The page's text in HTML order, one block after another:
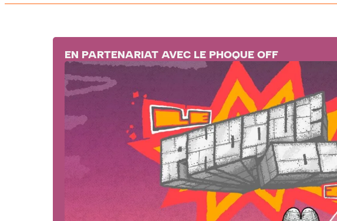
EN PARTENARIAT AVEC LE PHOQUE OFF